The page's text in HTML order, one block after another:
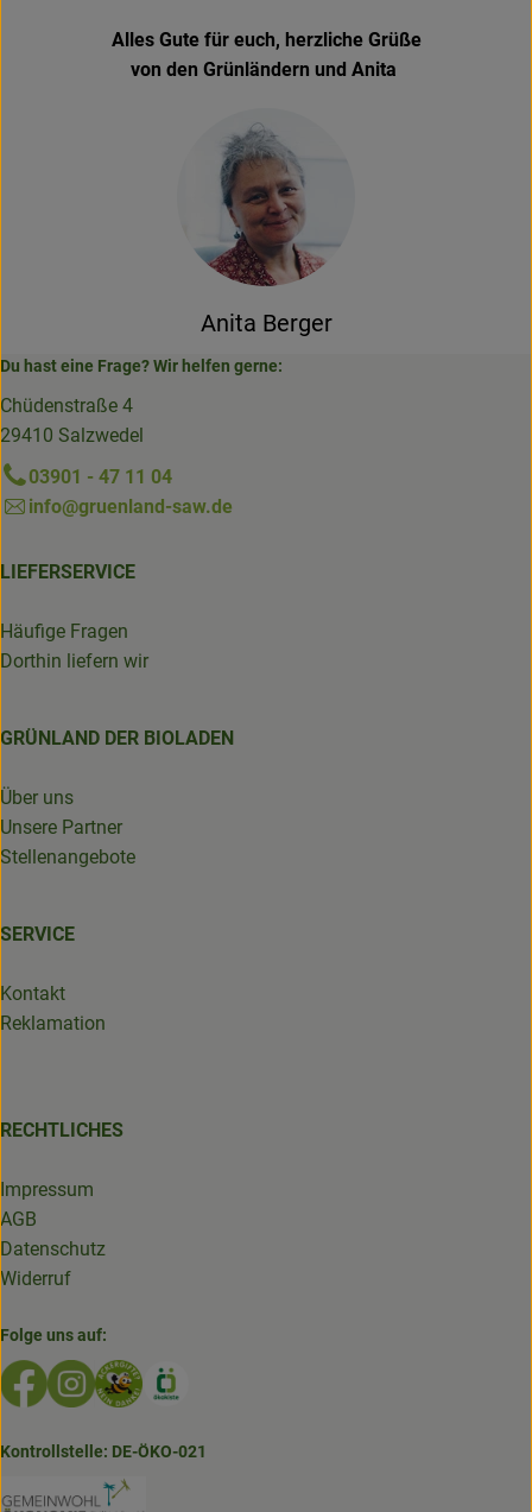
Alles Gute für euch, herzliche Grüße
von den Grünländern und Anita
Anita Berger
Du hast eine Frage? Wir helfen gerne:
Chüdenstraße 4
29410 Salzwedel
03901 - 47 11 04
info@gruenland-saw.de
LIEFERSERVICE
Häufige Fragen
Dorthin liefern wir
GRÜNLAND DER BIOLADEN
Über uns
Unsere Partner
Stellenangebote
SERVICE
Kontakt
Reklamation
RECHTLICHES
Impressum
AGB
Datenschutz
Widerruf
Folge uns auf:
Externer Link zu https://www.facebook.com/
Externer Link zu https://www.instagram.com/
Externer Link zu https://www.bioladen-
Kontrollstelle: DE-ÖKO-021